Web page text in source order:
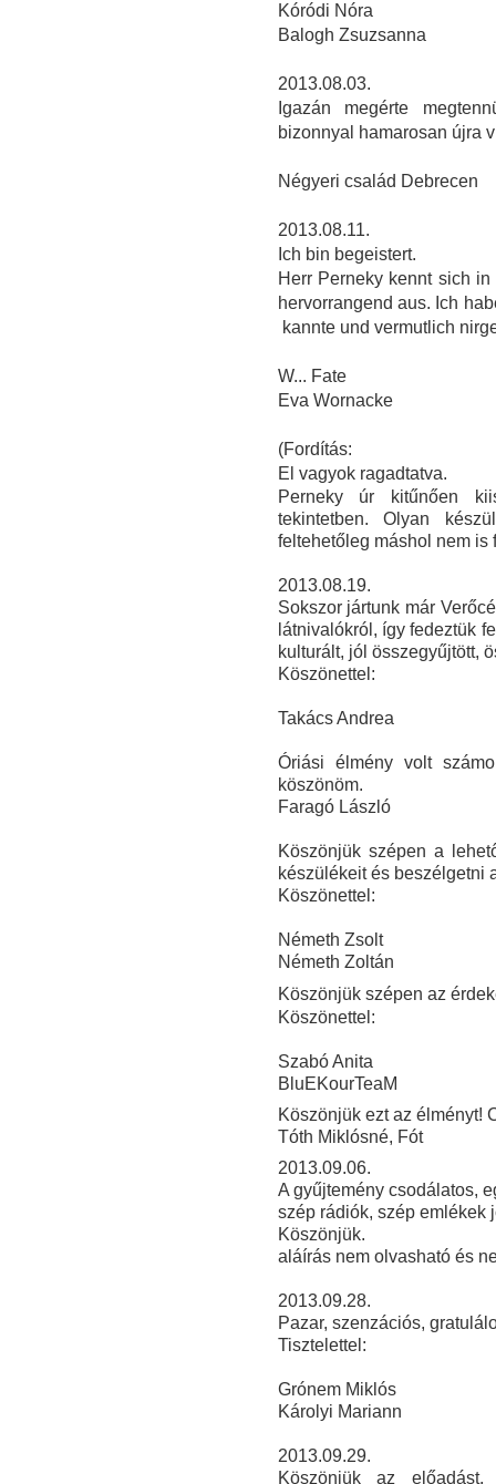
Kóródi Nóra
Balogh Zsuzsanna
2013.08.03.
Igazán megérte
bizonnyal hamarosan újra
Négyeri család Debrecen
2013.08.11.
Ich bin begeistert.
Herr Perneky kennt sich
hervorrangend aus. Ich
kannte und vermutlich
W... Fate
Eva Wornacke
(Fordítás:
El vagyok ragadtatva.
Perneky úr kitűnően
tekintetben. O lyan
feltehetőleg máshol nem is
2013.08.19.
Sokszor jártunk már
látnivalókról, így fedeztük
kulturált, jól összegyűjtött,
Köszönettel:
Takács Andrea
Óriási élmény volt
köszönöm.
Faragó László
Köszönjük szépen a
készülékeit és beszélgetni
Köszönettel:
Németh Zsolt
Németh Zoltán
Köszönjük szépen az
Köszönettel:
Szabó Anita
BluEKourTeaM
Köszönjük ezt az élményt!
Tóth Miklósné, Fót
2013.09.06.
A gyűjtemény csodálatos,
szép rádiók, szép emlékek
Köszönjük.
aláírás nem olvasható és
2013.09.28.
Pazar, szenzációs,
Tisztelettel:
Grónem Miklós
Károlyi Mariann
2013.09.29.
Köszönjük az